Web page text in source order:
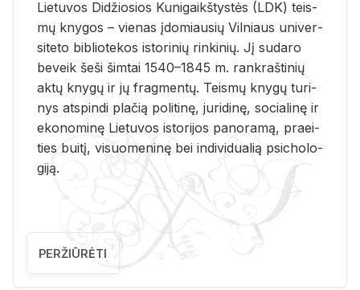
Lie­tu­vos Di­džio­sios Ku­ni­gaikš­tys­tės (LDK) teis­
mų kny­gos – vie­nas įdo­miau­sių Vil­niaus uni­ver­
si­te­to bi­b­lio­te­kos is­to­ri­nių rin­ki­nių. Jį su­da­ro
be­veik šeši šim­tai 1540–1845 m. rank­raš­ti­nių
aktų kny­gų ir jų frag­men­tų. Teis­mų kny­gų tu­ri­
nys at­spin­di pla­čią po­li­ti­nę, ju­ri­di­nę, so­cia­li­nę ir
eko­no­mi­nę Lie­tu­vos is­to­ri­jos pa­no­ra­mą, pra­ei­
ties bui­tį, vi­suo­me­ni­nę bei in­di­vi­dua­lią psi­cho­lo­
gi­ją.
PERŽIŪRĖTI